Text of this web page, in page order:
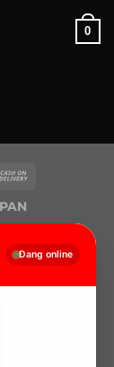
0
Đang online